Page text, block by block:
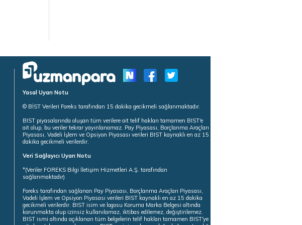
Yasal Uyarı Notu
© BİST Verileri Foreks tarafından 15 dakika gecikmeli sağlanmaktadır.
BIST piyasalarında oluşan tüm verilere ait telif hakları tamamen BIST'e
ait olup, bu veriler tekrar yayınlanamaz. Pay Piyasası, Borçlanma Araçları
Piyasası, Vadeli İşlem ve Opsiyon Piyasası verileri BIST kaynaklı en az 15
dakika gecikmeli verilerdir.
Veri Sağlayıcı Uyarı Notu
*(Veriler FOREKS Bilgi İletişim Hizmetleri A.Ş. tarafından
sağlanmaktadır)
Foreks tarafından sağlanan Pay Piyasası, Borçlanma Araçları Piyasası,
Vadeli İşlem ve Opsiyon Piyasası verileri BIST kaynaklı en az 15 dakika
gecikmeli verilerdir. BIST isim ve logosu Koruma Marka Belgesi altında
korunmakta olup izinsiz kullanılamaz, iktibas edilemez, değiştirilemez.
BIST ismi altında açıklanan tüm belgelerin telif hakları tamamen BIST'ye